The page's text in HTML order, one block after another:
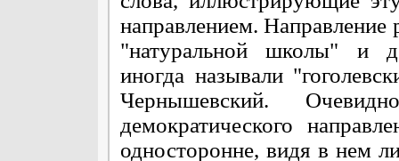
направлением. Направление
"натуральной школы" и
иногда называли
Чернышевский.
демократического
односторонне, видя в нем